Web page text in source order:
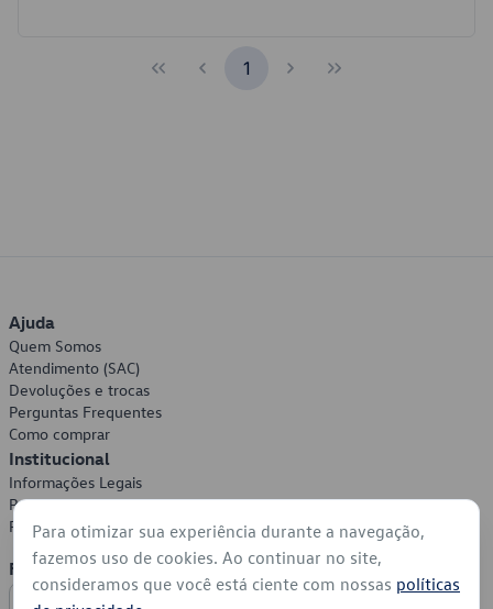
1
Ajuda
Quem Somos
Atendimento (SAC)
Devoluções e trocas
Perguntas Frequentes
Como comprar
Institucional
Informações Legais
Política de Privacidade
Política de Cookies
Formas de Pagamento
Para otimizar sua experiência durante a navegação,
fazemos uso de cookies. Ao continuar no site,
consideramos que você está ciente com nossas políticas